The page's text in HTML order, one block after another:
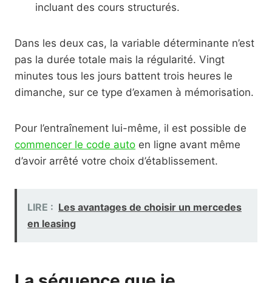
incluant des cours structurés.
Dans les deux cas, la variable déterminante n’est
pas la durée totale mais la régularité. Vingt
minutes tous les jours battent trois heures le
dimanche, sur ce type d’examen à mémorisation.
Pour l’entraînement lui-même, il est possible de
commencer le code auto en ligne avant même
d’avoir arrêté votre choix d’établissement.
LIRE : Les avantages de choisir un mercedes
en leasing